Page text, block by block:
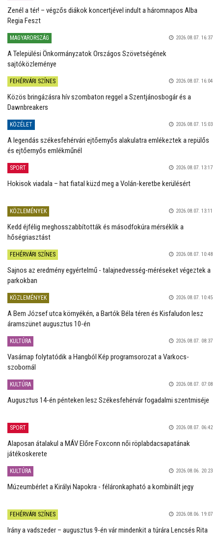
Zenél a tér! – végzős diákok koncertjével indult a háromnapos Alba
Regia Feszt
MAGYARORSZÁG 2026.08.07. 16:37
A Települési Önkormányzatok Országos Szövetségének
sajtóközleménye
FEHÉRVÁRI SZÍNES 2026.08.07. 16:04
Közös bringázásra hív szombaton reggel a Szentjánosbogár és a
Dawnbreakers
KÖZÉLET 2026.08.07. 15:03
A legendás székesfehérvári ejtőernyős alakulatra emlékeztek a repülős
és ejtőernyős emlékműnél
SPORT 2026.08.07. 13:17
Hokisok viadala – hat fiatal küzd meg a Volán-keretbe kerülésért
KÖZLEMÉNYEK 2026.08.07. 13:11
Kedd éjfélig meghosszabbították és másodfokúra mérséklik a
hőségriasztást
FEHÉRVÁRI SZÍNES 2026.08.07. 10:48
Sajnos az eredmény egyértelmű - talajnedvesség-méréseket végeztek a
parkokban
KÖZLEMÉNYEK 2026.08.07. 10:45
A Bem József utca környékén, a Bartók Béla téren és Kisfaludon lesz
áramszünet augusztus 10-én
KULTÚRA 2026.08.07. 08:37
Vasárnap folytatódik a Hangból Kép programsorozat a Varkocs-
szobornál
KULTÚRA 2026.08.07. 07:08
Augusztus 14-én pénteken lesz Székesfehérvár fogadalmi szentmiséje
SPORT 2026.08.07. 06:42
Alaposan átalakul a MÁV Előre Foxconn női röplabdacsapatának
játékoskerete
KULTÚRA 2026.08.06. 20:23
Múzeumbérlet a Királyi Napokra - féláronkapható a kombinált jegy
FEHÉRVÁRI SZÍNES 2026.08.06. 19:07
Irány a vadszeder – augusztus 9-én vár mindenkit a túrára Lencsés Rita